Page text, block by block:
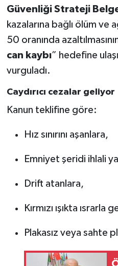
Güvenliği Strateji
kazalarına bağlı ölüm ve
50 oranında
can kaybı” hedefine
vurguladı.
Caydırıcı cezalar geliyor
Kanun teklifine göre:
Hız sınırını aşanlara,
Emniyet şeridi ihlali
Drift atanlara,
Kırmızı ışıkta ısrarla
Plakasız veya sahte